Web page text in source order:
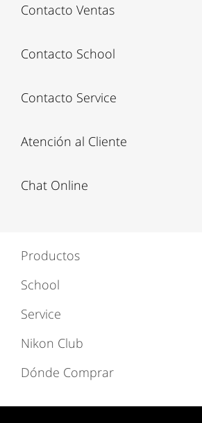
Contacto Ventas
Contacto School
Contacto Service
Atención al Cliente
Chat Online
Productos
School
Service
Nikon Club
Dónde Comprar